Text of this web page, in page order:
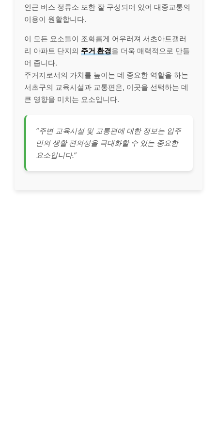
인근 버스 정류소 또한 잘 구성되어 있어 대중교통의
이용이 원활합니다.
이 모든 요소들이 조화롭게 어우러져 서초아트갤러
리 아파트 단지의 주거 환경을 더욱 매력적으로 만들
어 줍니다.
주거지로서의 가치를 높이는 데 중요한 역할을 하는
서초구의 교육시설과 교통편은, 이곳을 선택하는 데
큰 영향을 미치는 요소입니다.
“주변 교육시설 및 교통편에 대한 정보는 입주
민의 생활 편의성을 극대화할 수 있는 중요한
요소입니다.”